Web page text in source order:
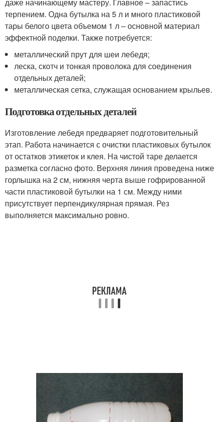
терпением. Одна бутылка на 5 л и много пластиковой
тары белого цвета объемом 1 л – основной материал
эффектной поделки. Также потребуется:
металлический прут для шеи лебедя;
леска, скотч и тонкая проволока для соединения
отдельных деталей;
металлическая сетка, служащая основанием крыльев.
Подготовка отдельных деталей
Изготовление лебедя предваряет подготовительный
этап. Работа начинается с очистки пластиковых бутылок
от остатков этикеток и клея. На чистой таре делается
разметка согласно фото. Верхняя линия проведена ниже
горлышка на 2 см, нижняя черта выше гофрированной
части пластиковой бутылки на 1 см. Между ними
присутствует перпендикулярная прямая. Рез
выполняется максимально ровно.